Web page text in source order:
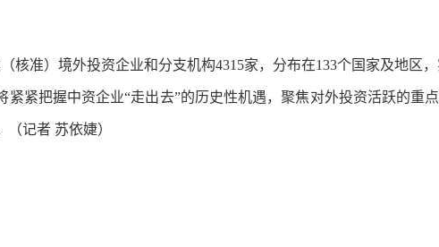
准）境外投资企业和分支机构4315家，分布在133个国家及地区
紧紧把握中资企业“走出去”的历史性机遇，聚焦对外投资活跃的重
记者 苏依婕）